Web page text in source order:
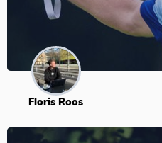
Floris Roos